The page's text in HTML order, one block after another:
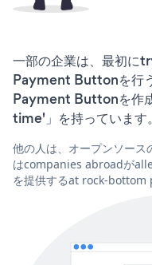
一部の企業は、最初
Payment Buttonを行
Payment Buttonを作
time'」を持っています。
他の人は、オープンソー
はcompanies abroadが
を提供するat rock-bottom